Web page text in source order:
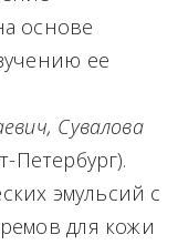
основе
ее
Сувалова
Петербург).
эмульсий с
для кожи